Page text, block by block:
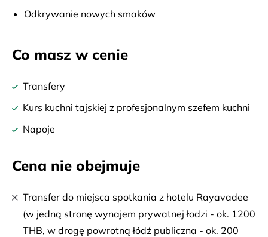
Odkrywanie nowych smaków
Co masz w cenie
Transfery
Kurs kuchni tajskiej z profesjonalnym szefem kuchni
Napoje
Cena nie obejmuje
Transfer do miejsca spotkania z hotelu Rayavadee
(w jedną stronę wynajem prywatnej łodzi - ok. 1200
THB, w drogę powrotną łódź publiczna - ok. 200